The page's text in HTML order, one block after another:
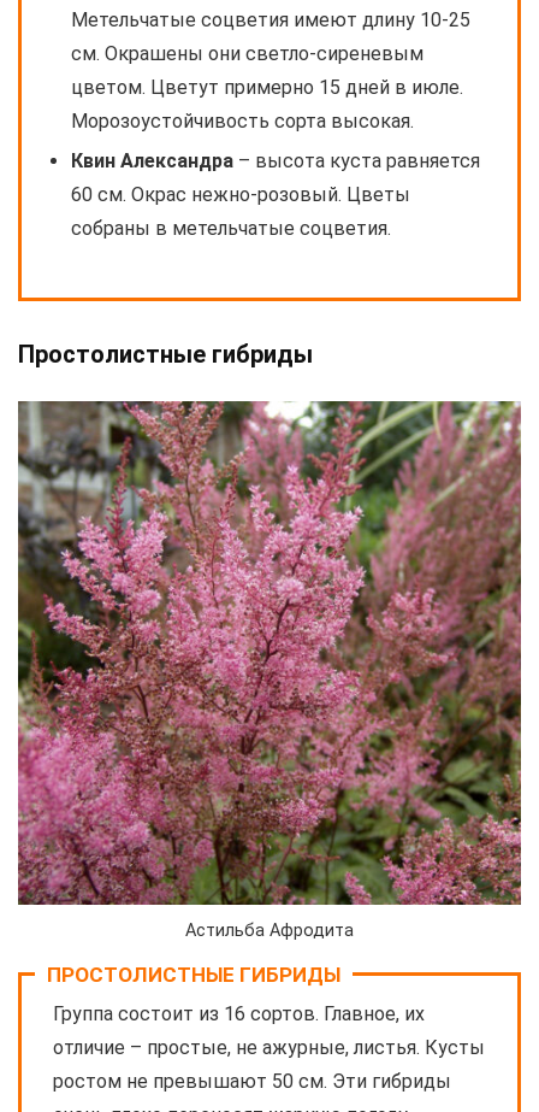
Метельчатые соцветия имеют длину 10-25
см. Окрашены они светло-сиреневым
цветом. Цветут примерно 15 дней в июле.
Морозоустойчивость сорта высокая.
Квин Александра – высота куста равняется
60 см. Окрас нежно-розовый. Цветы
собраны в метельчатые соцветия.
Простолистные гибриды
Астильба Афродита
ПРОСТОЛИСТНЫЕ ГИБРИДЫ
Группа состоит из 16 сортов. Главное, их
отличие – простые, не ажурные, листья. Кусты
ростом не превышают 50 см. Эти гибриды